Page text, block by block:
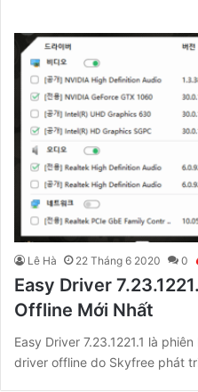
Lê Hà 22 Tháng 6 2020 0
Easy Driver
Offline Mới Nhất
Easy Driver 7.23.1221.1 là
driver offline do Skyfree phát